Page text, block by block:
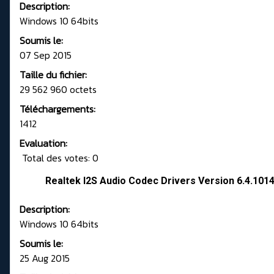
Description:
Windows 10 64bits
Soumis le:
07 Sep 2015
Taille du fichier:
29 562 960 octets
Téléchargements:
1412
Evaluation:
Total des votes: 0
Realtek I2S Audio Codec Drivers Version
Description:
Windows 10 64bits
Soumis le:
25 Aug 2015